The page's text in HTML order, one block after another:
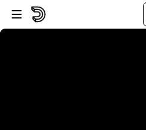
Skip to player
Skip to main content